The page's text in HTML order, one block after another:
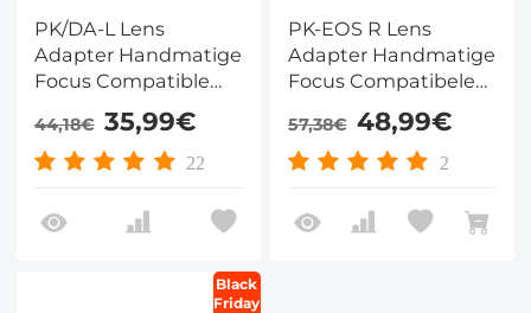
PK/DA-L Lens
Adapter Handmatige
Focus Compatible
Pentax K(PK/DA)
Lenzen voor Leica SL
T Sigma FP
Lichaam
44,18€ 35,99€
22
PK-EOS R Lens
Adapter Handmatige
Focus Compatibele
Pentax K Lenzen voor
Canon EOS R
Camera Lichaam
57,38€ 48,99€
2
Black
Friday